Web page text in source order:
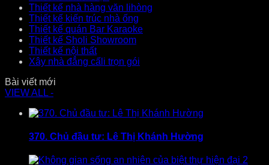
Thiết kế nhà hàng văn lihòng
Thiết kế kiến trúc nhà ống
Thiết kế quán Bar Karaoke
Thiết kế Sholi Showroom
Thiết kế nội thất
Xây nhà đẳng cấli trọn gói
Bài viết mới
VIEW ALL -
370. Chủ đầu tư: Lê Thị Khánh Hường